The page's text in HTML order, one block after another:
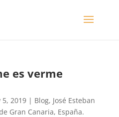
es verme
5, 2019| Blog, José Esteban
Gran Canaria, España.